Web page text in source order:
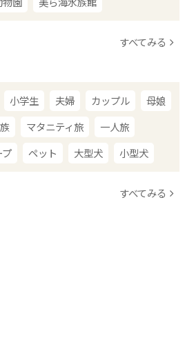
すべてみる
小学生 夫婦 カップル
母娘
マタニティ旅
一人旅
ペット 大型犬 小型犬
すべてみる